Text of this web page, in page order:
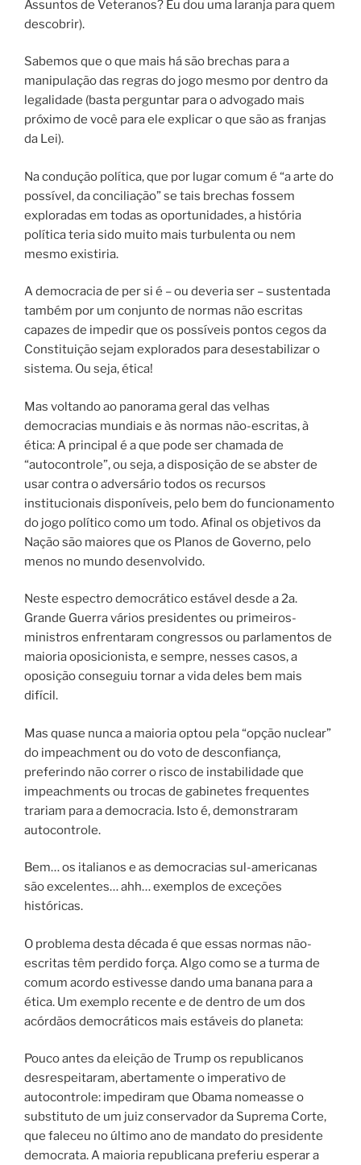
Assuntos de Veteranos? Eu dou uma laranja para quem
descobrir).
Sabemos que o que mais há são brechas para a
manipulação das regras do jogo mesmo por dentro da
legalidade (basta perguntar para o advogado mais
próximo de você para ele explicar o que são as franjas
da Lei).
Na condução política, que por lugar comum é “a arte do
possível, da conciliação” se tais brechas fossem
exploradas em todas as oportunidades, a história
política teria sido muito mais turbulenta ou nem
mesmo existiria.
A democracia de per si é – ou deveria ser – sustentada
também por um conjunto de normas não escritas
capazes de impedir que os possíveis pontos cegos da
Constituição sejam explorados para desestabilizar o
sistema. Ou seja, ética!
Mas voltando ao panorama geral das velhas
democracias mundiais e às normas não-escritas, à
ética: A principal é a que pode ser chamada de
“autocontrole”, ou seja, a disposição de se abster de
usar contra o adversário todos os recursos
institucionais disponíveis, pelo bem do funcionamento
do jogo político como um todo. Afinal os objetivos da
Nação são maiores que os Planos de Governo, pelo
menos no mundo desenvolvido.
Neste espectro democrático estável desde a 2a.
Grande Guerra vários presidentes ou primeiros-
ministros enfrentaram congressos ou parlamentos de
maioria oposicionista, e sempre, nesses casos, a
oposição conseguiu tornar a vida deles bem mais
difícil.
Mas quase nunca a maioria optou pela “opção nuclear”
do impeachment ou do voto de desconfiança,
preferindo não correr o risco de instabilidade que
impeachments ou trocas de gabinetes frequentes
trariam para a democracia. Isto é, demonstraram
autocontrole.
Bem… os italianos e as democracias sul-americanas
são excelentes… ahh… exemplos de exceções
históricas.
O problema desta década é que essas normas não-
escritas têm perdido força. Algo como se a turma de
comum acordo estivesse dando uma banana para a
ética. Um exemplo recente e de dentro de um dos
acórdãos democráticos mais estáveis do planeta:
Pouco antes da eleição de Trump os republicanos
desrespeitaram, abertamente o imperativo de
autocontrole: impediram que Obama nomeasse o
substituto de um juiz conservador da Suprema Corte,
que faleceu no último ano de mandato do presidente
democrata. A maioria republicana preferiu esperar a